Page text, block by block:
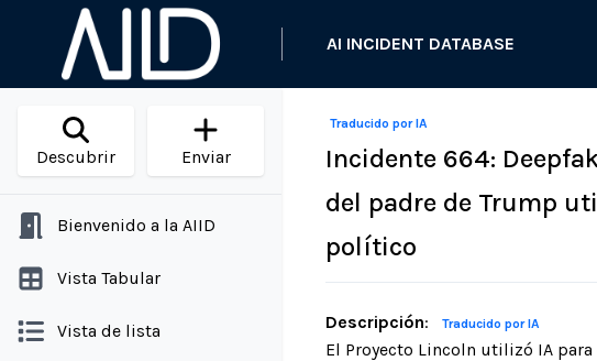
AI INCIDENT DATABASE
Descubrir Enviar
Bienvenido a la AIID
Vista Tabular
Vista de lista
Traducido por IA
Incidente 664:
del padre de Trump
político
Descripción: Traducido por IA
El Proyecto Lincoln utilizó IA